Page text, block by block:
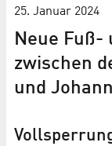
25. Januar 2024
Neue Fuß-
zwischen
und